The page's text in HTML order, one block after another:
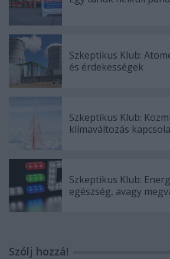
Szkeptikus Klub:
és érdekességek
Szkeptikus Klub:
klímaváltozás
Szkeptikus Klub:
egészség, avagy
Szólj hozzá!